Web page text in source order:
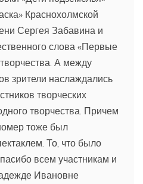
Краснохолмской
Сергея Забавина и
слова «Первые
А между
зрители наслаждались
творческих
творчества. Причем
тоже был
То, что было
всем участникам и
Ивановне